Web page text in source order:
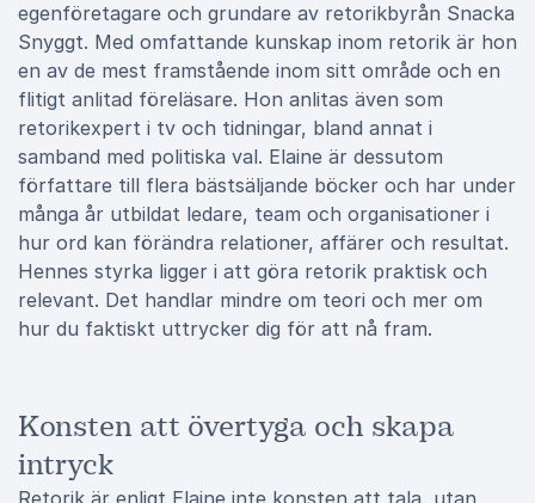
egenföretagare och grundare av retorikbyrån Snacka
Snyggt. Med omfattande kunskap inom retorik är hon
en av de mest framstående inom sitt område och en
flitigt anlitad föreläsare. Hon anlitas även som
retorikexpert i tv och tidningar, bland annat i
samband med politiska val. Elaine är dessutom
författare till flera bästsäljande böcker och har under
många år utbildat ledare, team och organisationer i
hur ord kan förändra relationer, affärer och resultat.
Hennes styrka ligger i att göra retorik praktisk och
relevant. Det handlar mindre om teori och mer om
hur du faktiskt uttrycker dig för att nå fram.
Konsten att övertyga och skapa
intryck
Retorik är enligt Elaine inte konsten att tala, utan